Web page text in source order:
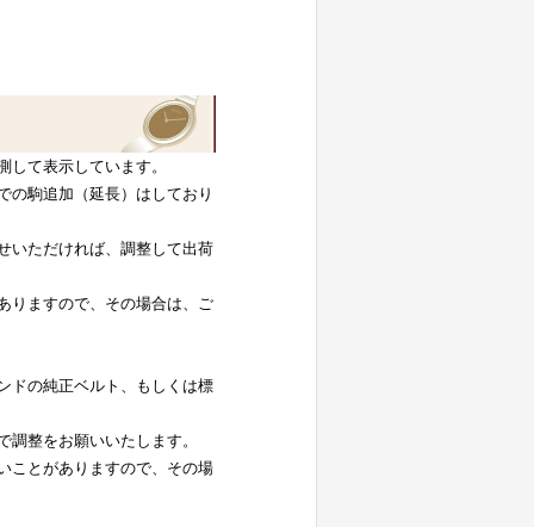
て表示しています。
の駒追加（延長）はしており
いただければ、調整して出荷
りますので、その場合は、ご
ドの純正ベルト、もしくは標
整をお願いいたします。
ことがありますので、その場